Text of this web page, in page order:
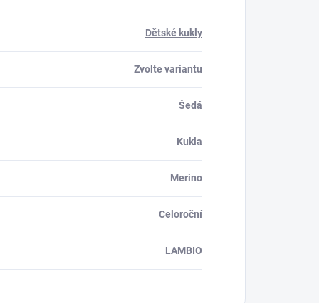
Dětské kukly
Zvolte variantu
Šedá
Kukla
Merino
Celoroční
LAMBIO